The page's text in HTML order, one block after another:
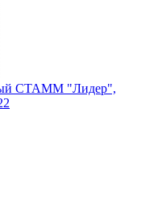
СТАММ "Лидер",